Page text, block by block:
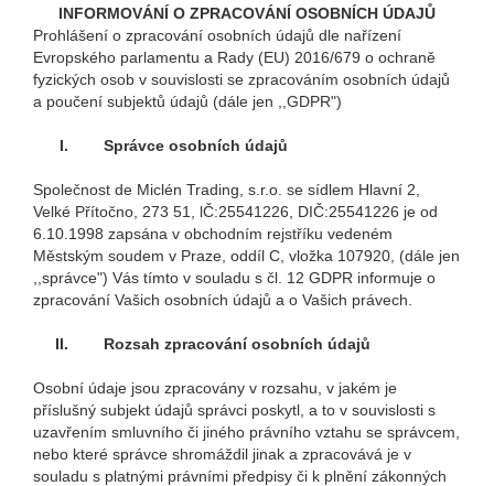
INFORMOVÁNÍ O ZPRACOVÁNÍ OSOBNÍCH ÚDAJŮ
Prohlášení o zpracování osobních údajů dle nařízení
Evropského parlamentu a Rady (EU) 2016/679 o ochraně
fyzických osob v souvislosti se zpracováním osobních údajů
a poučení subjektů údajů (dále jen ,,GDPR")
I. Správce osobních údajů
Společnost de Miclén Trading, s.r.o. se sídlem Hlavní 2,
Velké Přítočno, 273 51, lČ:25541226, DIČ:25541226 je od
6.10.1998 zapsána v obchodním rejstříku vedeném
Městským soudem v Praze, oddíl C, vložka 107920, (dále jen
,,správce") Vás tímto v souladu s čl. 12 GDPR informuje o
zpracování Vašich osobních údajů a o Vašich právech.
II. Rozsah zpracování osobních údajů
Osobní údaje jsou zpracovány v rozsahu, v jakém je
příslušný subjekt údajů správci poskytl, a to v souvislosti s
uzavřením smluvního či jiného právního vztahu se správcem,
nebo které správce shromáždil jinak a zpracovává je v
souladu s platnými právními předpisy či k plnění zákonných